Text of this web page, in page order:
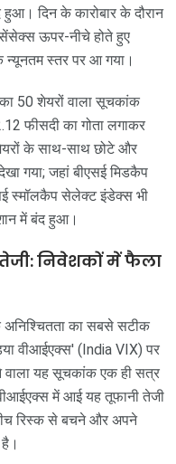
दिन के कारोबार के दौरान
ऊपर-नीचे होते हुए
स्तर पर आ गया।
50 शेयरों वाला सूचकांक
फीसदी का गोता लगाकर
के साथ-साथ छोटे और
गया; जहां बीएसई मिडकैप
स्मॉलकैप सेलेक्ट इंडेक्स भी
में बंद हुआ।
तेजी: निवेशकों में फैला
का सबसे सटीक
वीआईएक्स' (India VIX) पर
वाला यह सूचकांक एक ही सत्र
में आई यह तूफानी तेजी
रिस्क से बचने और अपने